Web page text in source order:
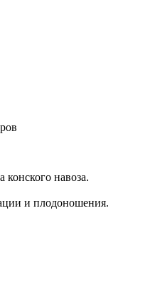
конского навоза.
и плодоношения.